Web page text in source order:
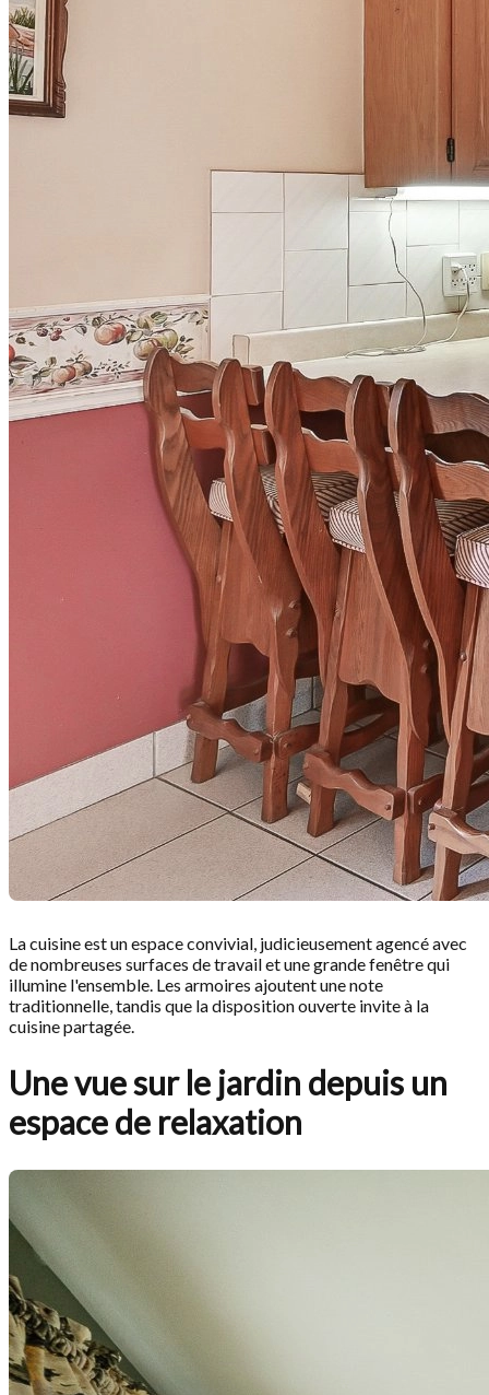
La cuisine est un espace convivial, judicieusement agencé avec
de nombreuses surfaces de travail et une grande fenêtre qui
illumine l'ensemble. Les armoires ajoutent une note
traditionnelle, tandis que la disposition ouverte invite à la
cuisine partagée.
Une vue sur le jardin depuis un
espace de relaxation